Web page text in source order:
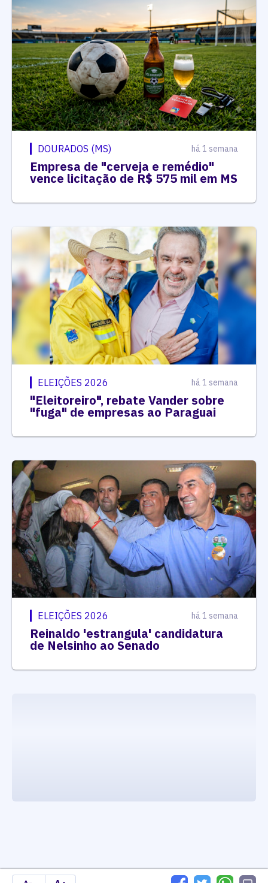
DOURADOS (MS) há 1 semana
Empresa de "cerveja e remédio"
vence licitação de R$ 575 mil em MS
ELEIÇÕES 2026 há 1 semana
"Eleitoreiro", rebate Vander sobre
"fuga" de empresas ao Paraguai
ELEIÇÕES 2026 há 1 semana
Reinaldo 'estrangula' candidatura
de Nelsinho ao Senado